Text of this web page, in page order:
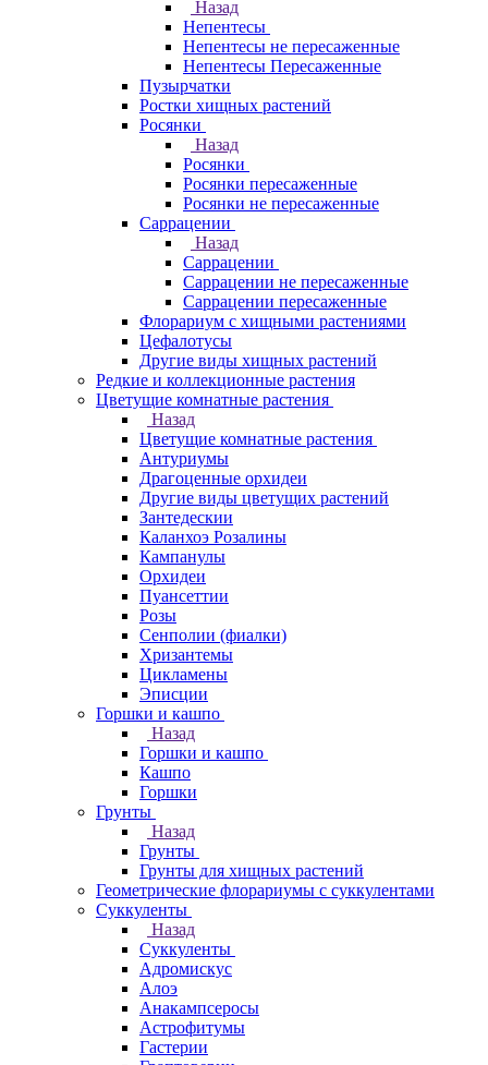
Назад
Непентесы
Непентесы не пересаженные
Непентесы Пересаженные
Пузырчатки
Ростки хищных растений
Росянки
Назад
Росянки
Росянки пересаженные
Росянки не пересаженные
Саррацении
Назад
Саррацении
Саррацении не пересаженные
Саррацении пересаженные
Флорариум с хищными растениями
Цефалотусы
Другие виды хищных растений
Редкие и коллекционные растения
Цветущие комнатные растения
Назад
Цветущие комнатные растения
Антуриумы
Драгоценные орхидеи
Другие виды цветущих растений
Зантедескии
Каланхоэ Розалины
Кампанулы
Орхидеи
Пуансеттии
Розы
Сенполии (фиалки)
Хризантемы
Цикламены
Эписции
Горшки и кашпо
Назад
Горшки и кашпо
Кашпо
Горшки
Грунты
Назад
Грунты
Грунты для хищных растений
Геометрические флорариумы с суккулентами
Суккуленты
Назад
Суккуленты
Адромискус
Алоэ
Анакампсеросы
Астрофитумы
Гастерии